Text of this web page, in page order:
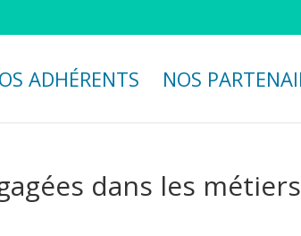
ADHÉRENTS NOS
dans les métiers